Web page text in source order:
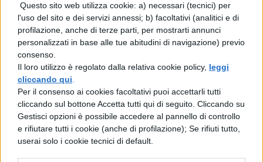
Questo sito web utilizza cookie: a) necessari (tecnici) per
l'uso del sito e dei servizi annessi; b) facoltativi (analitici e di
profilazione, anche di terze parti, per mostrarti annunci
personalizzati in base alle tue abitudini di navigazione) previo
consenso.
Il loro utilizzo è regolato dalla relativa cookie policy, leggi
cliccando qui
Per il consenso ai cookies facoltativi puoi accettarli tutti
cliccando sul bottone Accetta tutti qui di seguito. Cliccando su
Gestisci opzioni è possibile accedere al pannello di controllo
e rifiutare tutti i cookie (anche di profilazione); Se rifiuti tutto,
userai solo i cookie tecnici di default.
crapulone, aveva dilapidato col gioco, nei
banchetti, nelle lussurie, le fortune paterne,
e chi aveva contratto un grande debito, per
riscattarsi con esso da
un’infamia o da un delitto e anche tutti gli
assassini di ogni provenienza, i pregiudicati,
che temevano un giudizio